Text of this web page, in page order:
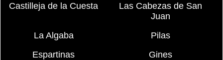
Castilleja de la Cuesta
Las Cabezas de San
Juan
La Algaba
Pilas
Espartinas
Gines